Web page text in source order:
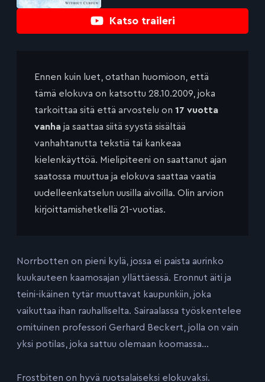
Katso traileri
Ennen kuin luet, otathan huomioon, että
tämä elokuva on katsottu 28.10.2009, joka
tarkoittaa sitä että arvostelu on 17 vuotta
vanha ja saattaa siitä syystä sisältää
vanhahtanutta tekstiä tai kankeaa
kielenkäyttöä. Mielipiteeni on saattanut ajan
saatossa muuttua ja elokuva saattaa vaatia
uudelleenkatselun uusilla aivoilla. Olin arvion
kirjoittamishetkellä 21-vuotias.
Norrbotten on pieni kylä, jossa ei paista aurinko
kuukauteen kaamosajan yllättäessä. Eronnut äiti ja
teini-ikäinen tytär muuttavat kaupunkiin, joka
vaikuttaa ihan rauhalliselta. Sairaalassa työskentelee
omituinen professori Gerhard Beckert, jolla on vain
yksi potilas, joka sattuu olemaan koomassa…
Frostbiten on hyvä ruotsalaiseksi elokuvaksi.